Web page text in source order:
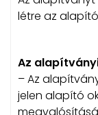
létre az
Az
– Az
jelen alapító